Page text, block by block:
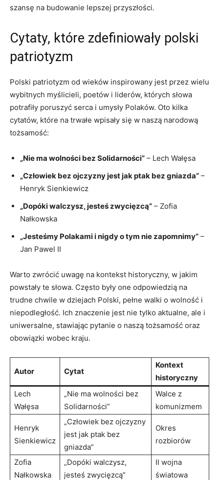
szansę⁢ na budowanie lepszej przyszłości.
Cytaty, które zdefiniowały polski
patriotyzm
Polski patriotyzm od wieków inspirowany jest przez wielu
wybitnych myślicieli, poetów i liderów,‌ których ‌słowa
potrafiły poruszyć serca i umysły Polaków. Oto kilka
cytatów, które na trwałe wpisały się w⁣ naszą narodową
tożsamość:
„Nie ma wolności bez Solidarności” –‍ Lech​ Wałęsa
„Człowiek ​bez ojczyzny ‍jest jak ptak ‌bez gniazda” –
Henryk Sienkiewicz
„Dopóki walczysz, jesteś zwycięzcą” ​– Zofia
Nałkowska
„Jesteśmy Polakami i nigdy o tym nie zapomnimy” –
Jan Pawel‌ II
Warto zwrócić uwagę ‍na kontekst historyczny, w jakim
⁢powstały te słowa. Często były one odpowiedzią na
trudne chwile w dziejach Polski, pełne walki o wolność i
niepodległość. Ich znaczenie⁢ jest nie tylko aktualne, ale⁣ i
uniwersalne, stawiając pytanie o ‍naszą tożsamość ⁣oraz
obowiązki wobec kraju.
Autor Cytat
Kontext
historyczny
Lech
Wałęsa
„Nie ma wolności bez
Solidarności”
Walce ⁢z
komunizmem
Henryk
⁤Sienkiewicz
„Człowiek bez ojczyzny
‍jest jak ptak bez
⁤gniazda”
Okres
rozbiorów
Zofia
Nałkowska
„Dopóki​ walczysz,
jesteś zwycięzcą”
II wojna
światowa